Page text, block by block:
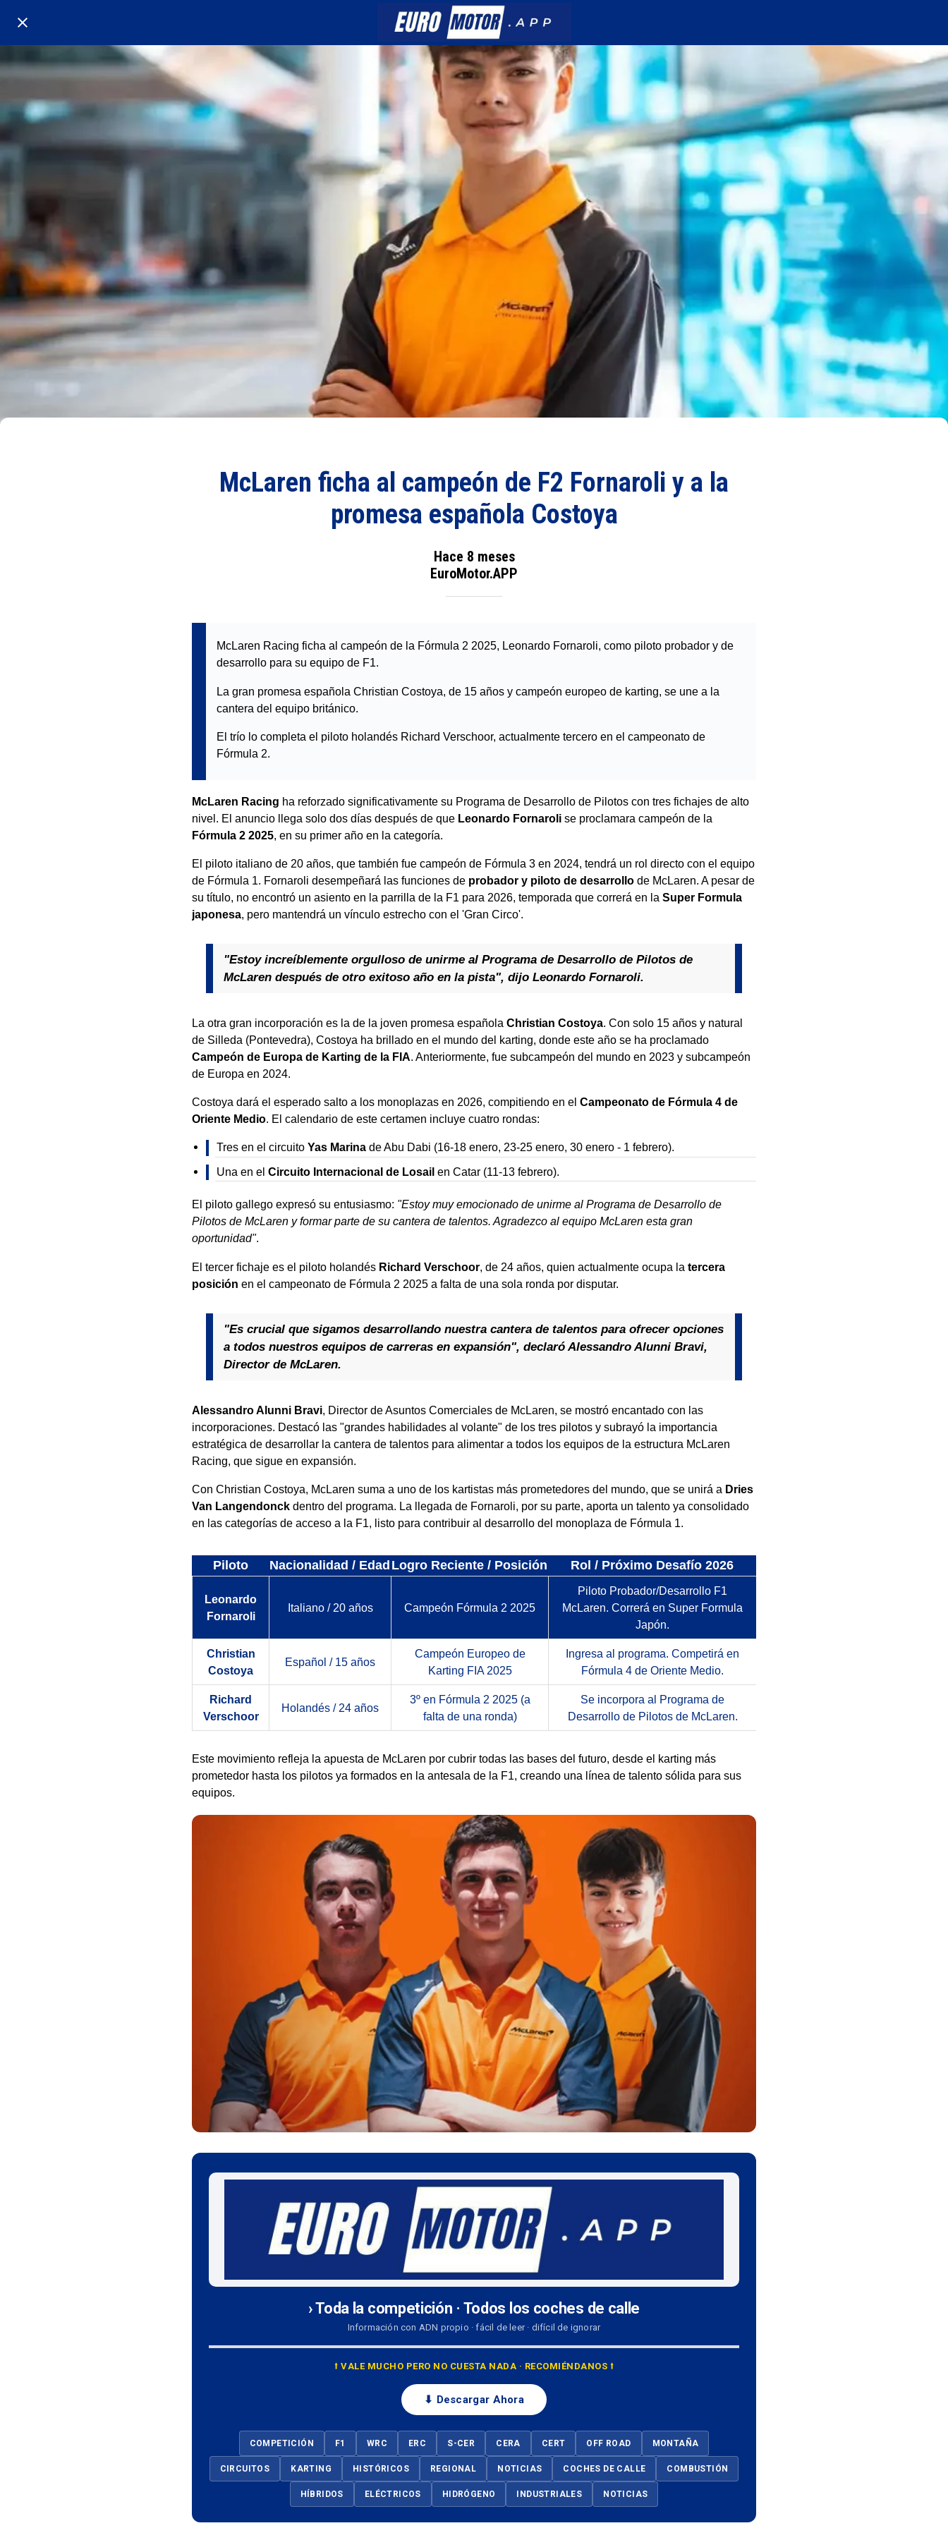
McLaren ficha al campeón de F2 Fornaroli y a la
promesa española Costoya
Hace 8 meses
EuroMotor.APP
McLaren Racing ficha al campeón de la Fórmula 2 2025, Leonardo Fornaroli, como piloto probador y de
desarrollo para su equipo de F1.
La gran promesa española Christian Costoya, de 15 años y campeón europeo de karting, se une a la
cantera del equipo británico.
El trío lo completa el piloto holandés Richard Verschoor, actualmente tercero en el campeonato de
Fórmula 2.
McLaren Racing ha reforzado significativamente su Programa de Desarrollo de Pilotos con tres fichajes de alto
nivel. El anuncio llega solo dos días después de que Leonardo Fornaroli se proclamara campeón de la
Fórmula 2 2025 , en su primer año en la categoría.
El piloto italiano de 20 años, que también fue campeón de Fórmula 3 en 2024, tendrá un rol directo con el equipo
de Fórmula 1. Fornaroli desempeñará las funciones de probador y piloto de desarrollo de McLaren. A pesar de
su título, no encontró un asiento en la parrilla de la F1 para 2026, temporada que correrá en la Super Formula
japonesa, pero mantendrá un vínculo estrecho con el 'Gran Circo'.
"Estoy increíblemente orgulloso de unirme al Programa de Desarrollo de Pilotos de
McLaren después de otro exitoso año en la pista", dijo Leonardo Fornaroli.
La otra gran incorporación es la de la joven promesa española Christian Costoya. Con solo 15 años y natural
de Silleda (Pontevedra), Costoya ha brillado en el mundo del karting, donde este año se ha proclamado
Campeón de Europa de Karting de la FIA. Anteriormente, fue subcampeón del mundo en 2023 y subcampeón
de Europa en 2024.
Costoya dará el esperado salto a los monoplazas en 2026, compitiendo en el Campeonato de Fórmula 4 de
Oriente Medio. El calendario de este certamen incluye cuatro rondas:
Tres en el circuito Yas Marina de Abu Dabi (16-18 enero, 23-25 enero, 30 enero - 1 febrero).
Una en el Circuito Internacional de Losail en Catar (11-13 febrero).
El piloto gallego expresó su entusiasmo: "Estoy muy emocionado de unirme al Programa de Desarrollo de
Pilotos de McLaren y formar parte de su cantera de talentos. Agradezco al equipo McLaren esta gran
oportunidad".
El tercer fichaje es el piloto holandés Richard Verschoor, de 24 años, quien actualmente ocupa la tercera
posición en el campeonato de Fórmula 2 2025 a falta de una sola ronda por disputar.
"Es crucial que sigamos desarrollando nuestra cantera de talentos para ofrecer opciones
a todos nuestros equipos de carreras en expansión", declaró Alessandro Alunni Bravi,
Director de McLaren.
Alessandro Alunni Bravi, Director de Asuntos Comerciales de McLaren, se mostró encantado con las
incorporaciones. Destacó las "grandes habilidades al volante" de los tres pilotos y subrayó la importancia
estratégica de desarrollar la cantera de talentos para alimentar a todos los equipos de la estructura McLaren
Racing, que sigue en expansión.
Con Christian Costoya, McLaren suma a uno de los kartistas más prometedores del mundo, que se unirá a Dries
Van Langendonck dentro del programa. La llegada de Fornaroli, por su parte, aporta un talento ya consolidado
en las categorías de acceso a la F1, listo para contribuir al desarrollo del monoplaza de Fórmula 1.
Piloto Nacionalidad / Edad Logro Reciente / Posición Rol / Próximo Desafío 2026
Leonardo
Fornaroli
Italiano / 20 años Campeón Fórmula 2 2025
Piloto Probador/Desarrollo F1
McLaren. Correrá en Super Formula
Japón.
Christian
Costoya
Español / 15 años
Campeón Europeo de
Karting FIA 2025
Ingresa al programa. Competirá en
Fórmula 4 de Oriente Medio.
Richard
Verschoor
Holandés / 24 años
3º en Fórmula 2 2025 (a
falta de una ronda)
Se incorpora al Programa de
Desarrollo de Pilotos de McLaren.
Este movimiento refleja la apuesta de McLaren por cubrir todas las bases del futuro, desde el karting más
prometedor hasta los pilotos ya formados en la antesala de la F1, creando una línea de talento sólida para sus
equipos.
› Toda la competición · Todos los coches de calle
Información con ADN propio · fácil de leer · difícil de ignorar
⭡ VALE MUCHO PERO NO CUESTA NADA · RECOMIÉNDANOS ⭡
⬇ Descargar Ahora
COMPETICIÓN F1 WRC ERC S-CER CERA CERT OFF ROAD MONTAÑA
CIRCUITOS KARTING HISTÓRICOS REGIONAL NOTICIAS COCHES DE CALLE COMBUSTIÓN
HÍBRIDOS ELÉCTRICOS HIDRÓGENO INDUSTRIALES NOTICIAS